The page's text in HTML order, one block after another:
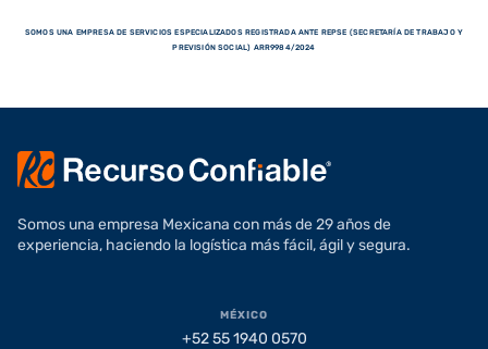
SOMOS UNA EMPRESA DE SERVICIOS ESPECIALIZADOS REGISTRADA ANTE REPSE (SECRETARÍA DE TRABAJO Y
PREVISIÓN SOCIAL) ARR9984/2024
Somos una empresa Mexicana con más de 29 años de
experiencia, haciendo la logística más fácil, ágil y segura.
MÉXICO
+52 55 1940 0570